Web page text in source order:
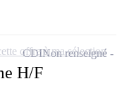
H/F
CDINon renseigné
offre à ma sélection